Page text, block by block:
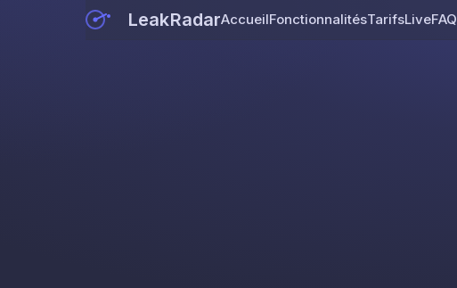
LeakRadarAccueilFonctionnalitésTarifsLiveFAQ